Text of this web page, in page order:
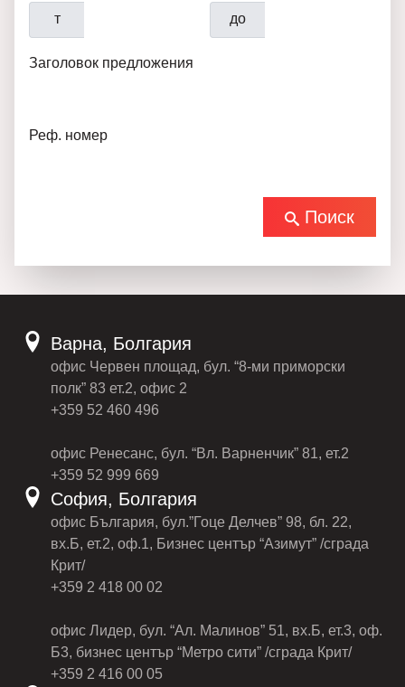
т
до
Заголовок предложения
Реф. номер
Поиск
Варна, Болгария
офис Червен площад, бул. “8-ми приморски
полк” 83 ет.2, офис 2
+359 52 460 496
офис Ренесанс, бул. “Вл. Варненчик” 81, ет.2
+359 52 999 669
София, Болгария
офис България, бул.”Гоце Делчев” 98, бл. 22,
вх.Б, ет.2, оф.1, Бизнес център “Азимут” /сграда
Крит/
+359 2 418 00 02
офис Лидер, бул. “Ал. Малинов” 51, вх.Б, ет.3, оф.
Б3, бизнес център “Метро сити” /сграда Крит/
+359 2 416 00 05